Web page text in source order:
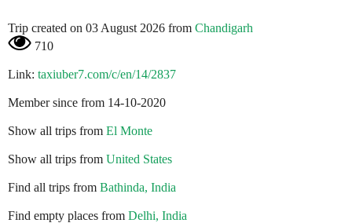
Trip created on 03 August 2026 from Chandigarh
710
Link: taxiuber7.com/c/en/14/2837
Member since from 14-10-2020
Show all trips from El Monte
Show all trips from United States
Find all trips from Bathinda, India
Find empty places from Delhi, India